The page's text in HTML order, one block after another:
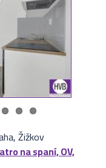
Žižkov
na spaní, OV,